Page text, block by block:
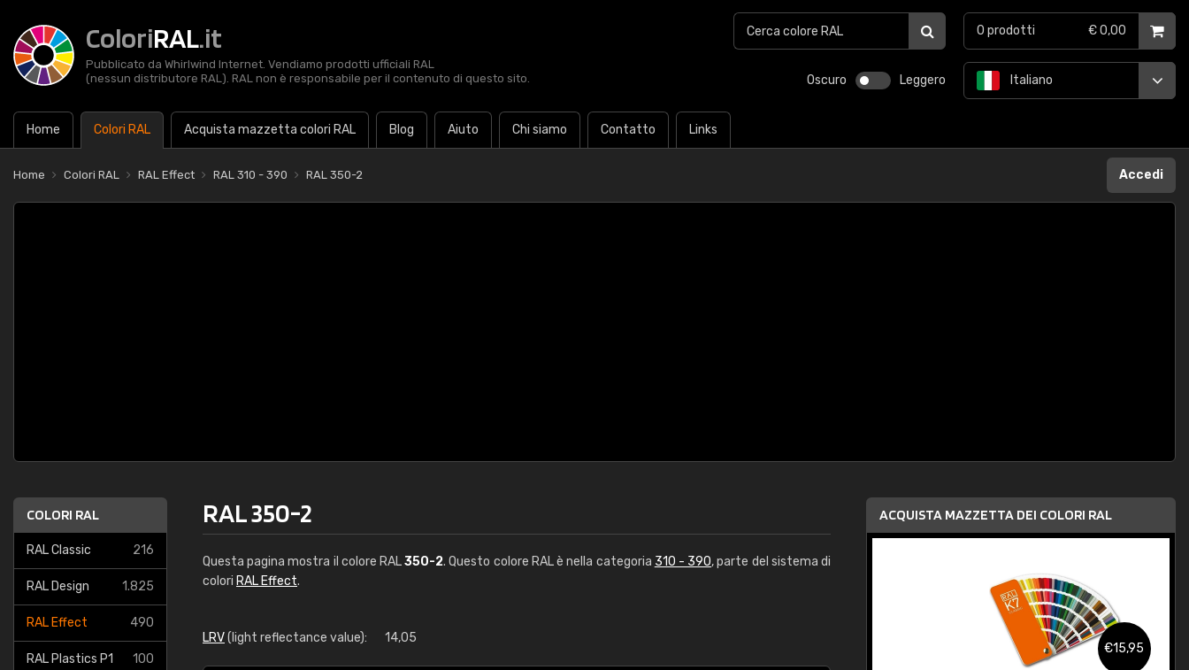
ColoriRAL.it
Pubblicato da Whirlwind Internet. Vendiamo prodotti ufficiali RAL
(nessun distributore RAL). RAL non è responsabile per il contenuto di questo sito.
Oscuro Leggero
Home Colori RAL Acquista mazzetta colori RAL Blog Aiuto Chi siamo Contatto Links
Italiano
0 prodotti € 0,00
Home Colori RAL RAL Effect RAL 310 - 390 RAL 350-2 Accedi
COLORI RAL
RAL Classic 216
RAL Design 1.825
RAL Effect 490
RAL Plastics P1 100
RAL 350-2
Questa pagina mostra il colore RAL350-2. Questo colore RAL è nella categoria 310 - 390, parte del sistema di
colori RAL Effect.
LRV(light reflectance value): 14,05
ACQUISTA MAZZETTA DEI COLORI RAL
€15,95